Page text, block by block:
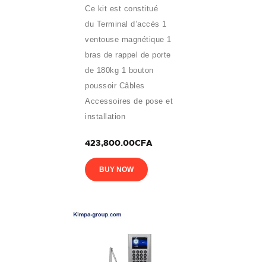
Ce kit est constitué
du Terminal d’accès 1
ventouse magnétique 1
bras de rappel de porte
de 180kg 1 bouton
poussoir Câbles
Accessoires de pose et
installation
423,800.00CFA
BUY NOW